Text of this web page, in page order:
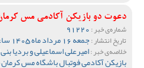
دعوت دو بازیکن آکادمی مس
شماره‌ی خبر :
تاریخ انتشار :جمعه 16 مرداد ماه 1405 ساعت 00:31
خلاصه‌ی خبر :امیرعلی اسماعیلی و بردیا
بازیکن آکادمی فوتبال باشگاه مس